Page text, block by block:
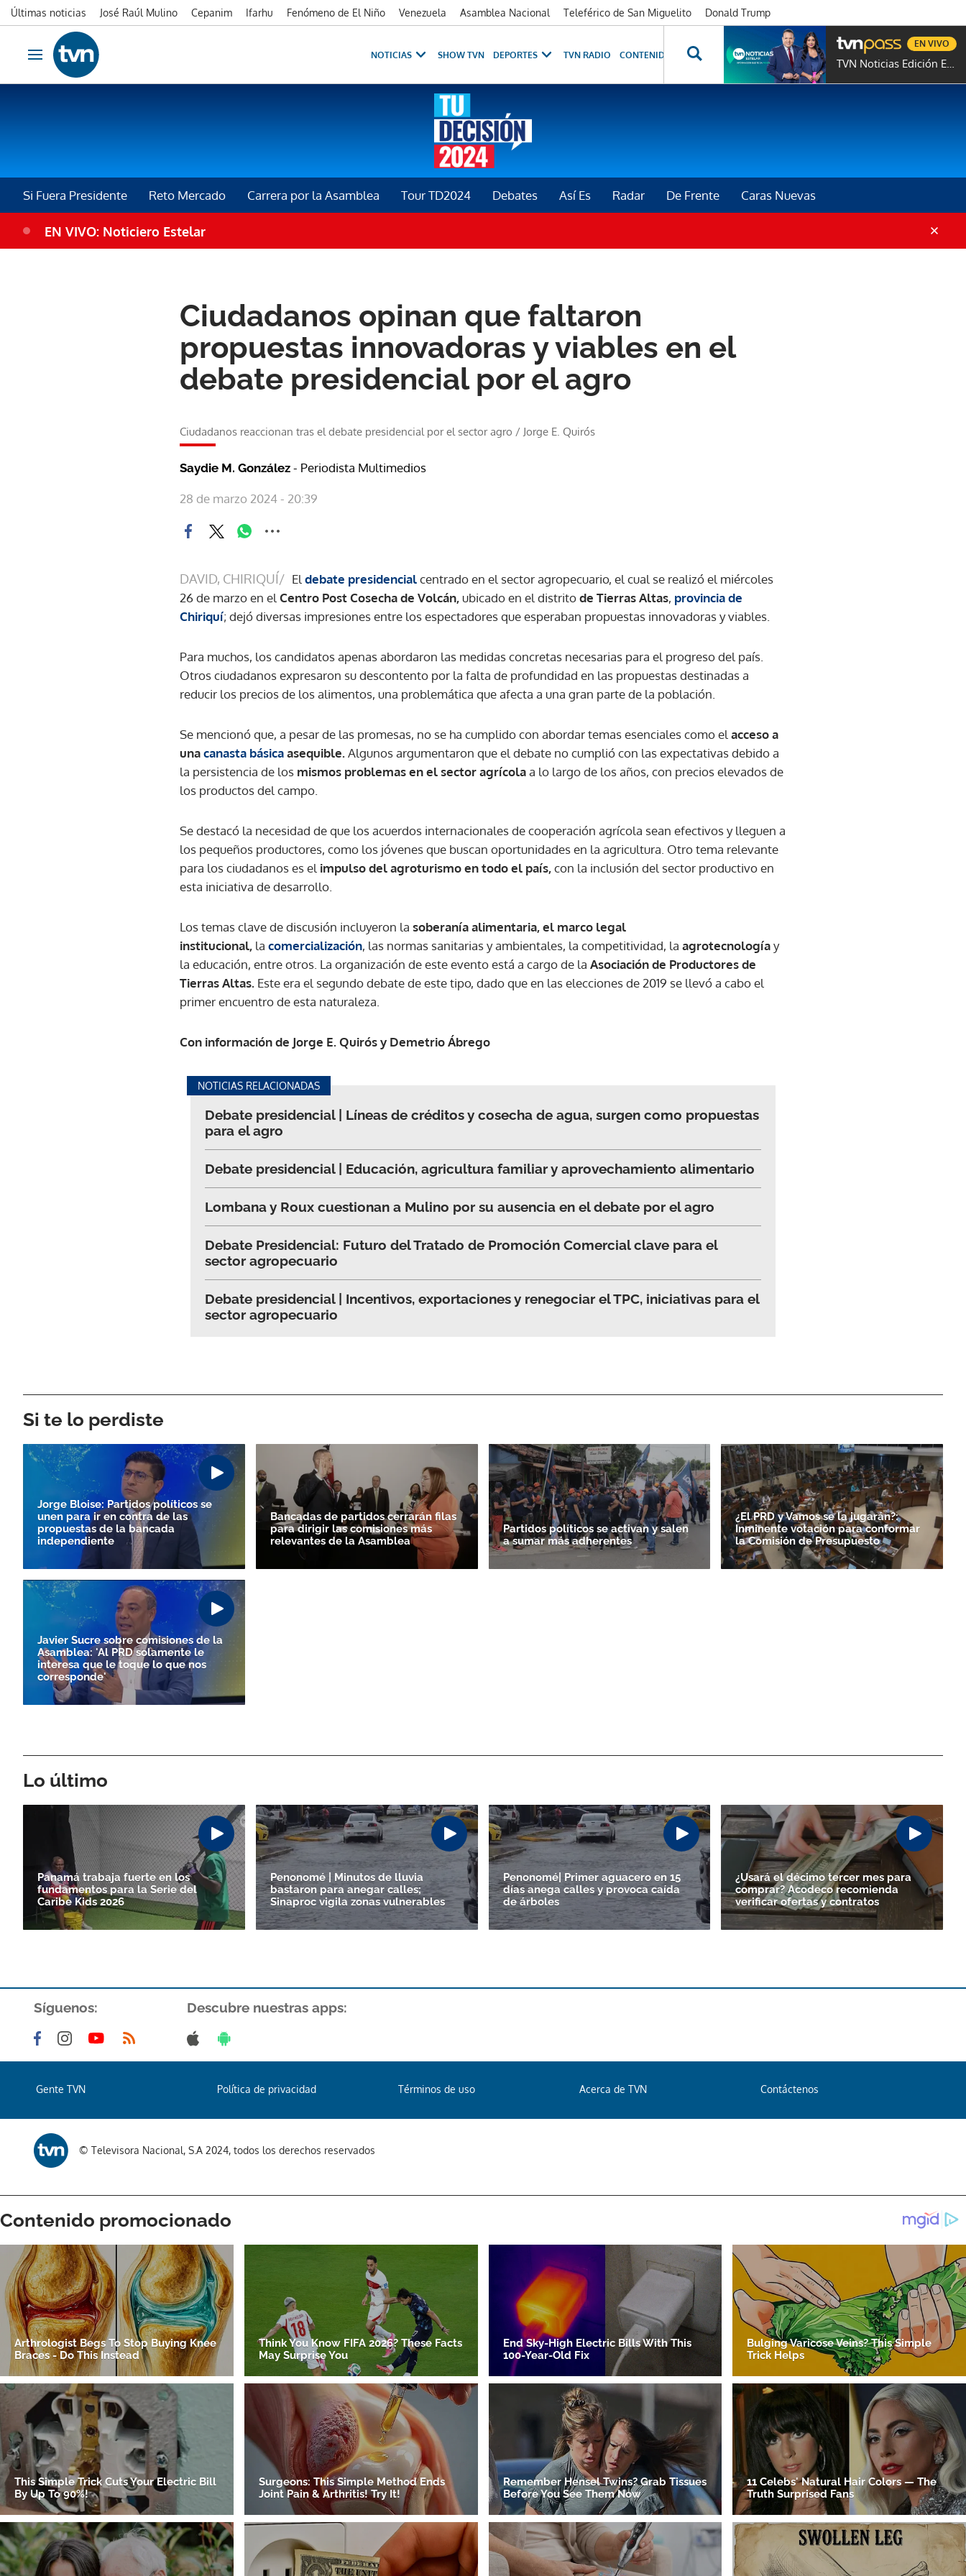
Últimas noticias José Raúl Mulino Cepanim Ifarhu Fenómeno de El Niño Venezuela Asamblea Nacional Teleférico de San Miguelito
Donald Trump
Ir al contenido
Obrir navegació
NOTICIAS SHOW TVN DEPORTES TVN RADIO CONTENIDOS ESPECIALES NOVELAS PROGRAMAS GENTE TVN
TVN Noticias Edición Estelar
EN VIVO
Si Fuera Presidente Reto Mercado Carrera por la Asamblea Tour TD2024 Debates Así Es Radar De Frente Caras Nuevas
EN VIVO: Noticiero Estelar
Ciudadanos opinan que faltaron
propuestas innovadoras y viables en el
debate presidencial por el agro
Ciudadanos reaccionan tras el debate presidencial por el sector agro / Jorge E. Quirós
Saydie M. González - Periodista Multimedios
28 de marzo 2024 - 20:39
DAVID, CHIRIQUÍ/ El debate presidencialcentrado en el sector agropecuario, el cual se realizó el miércoles
26 de marzo en el Centro Post Cosecha de Volcán,ubicado en el distritode Tierras Altas, provincia de
Chiriquí; dejó diversas impresiones entre los espectadores que esperaban propuestas innovadoras y viables.
Para muchos, los candidatos apenas abordaron las medidas concretas necesarias para el progreso del país.
Otros ciudadanos expresaron su descontento por la falta de profundidad en las propuestas destinadas a
reducir los precios de los alimentos, una problemática que afecta a una gran parte de la población.
Se mencionó que, a pesar de las promesas, no se ha cumplido con abordar temas esenciales como el acceso a
unacanasta básicaasequible.Algunos argumentaron que el debate no cumplió con las expectativas debido a
la persistencia de los mismos problemas en el sector agrícolaa lo largo de los años, con precios elevados de
los productos del campo.
Se destacó la necesidad de que los acuerdos internacionales de cooperación agrícola sean efectivos y lleguen a
los pequeños productores, como los jóvenes que buscan oportunidades en la agricultura. Otro tema relevante
para los ciudadanos es el impulso del agroturismo en todo el país,con la inclusión del sector productivo en
esta iniciativa de desarrollo.
Los temas clave de discusión incluyeron la soberanía alimentaria, el marco legal
institucional, la comercialización, las normas sanitarias y ambientales, la competitividad, la agrotecnologíay
la educación, entre otros. La organización de este evento está a cargo de la Asociación de Productores de
Tierras Altas. Este era el segundo debate de este tipo, dado que en las elecciones de 2019 se llevó a cabo el
primer encuentro de esta naturaleza.
Con información de Jorge E. Quirós y Demetrio Ábrego
NOTICIAS RELACIONADAS
Debate presidencial | Líneas de créditos y cosecha de agua, surgen como propuestas
para el agro
Debate presidencial | Educación, agricultura familiar y aprovechamiento alimentario
Lombana y Roux cuestionan a Mulino por su ausencia en el debate por el agro
Debate Presidencial: Futuro del Tratado de Promoción Comercial clave para el
sector agropecuario
Debate presidencial | Incentivos, exportaciones y renegociar el TPC, iniciativas para el
sector agropecuario
Si te lo perdiste
Jorge Bloise: Partidos políticos se
unen para ir en contra de las
propuestas de la bancada
independiente
Bancadas de partidos cerrarán filas
para dirigir las comisiones más
relevantes de la Asamblea
Partidos políticos se activan y salen
a sumar más adherentes
¿El PRD y Vamos se la jugarán?:
Inminente votación para conformar
la Comisión de Presupuesto
Javier Sucre sobre comisiones de la
Asamblea: 'Al PRD solamente le
interesa que le toque lo que nos
corresponde'
Lo último
Panamá trabaja fuerte en los
fundamentos para la Serie del
Caribe Kids 2026
Penonomé | Minutos de lluvia
bastaron para anegar calles;
Sinaproc vigila zonas vulnerables
Penonomé| Primer aguacero en 15
días anega calles y provoca caída
de árboles
¿Usará el décimo tercer mes para
comprar? Acodeco recomienda
verificar ofertas y contratos
Síguenos: Descubre nuestras apps:
Gente TVN Política de privacidad Términos de uso Acerca de TVN Contáctenos
© Televisora Nacional, S.A 2024, todos los derechos reservados